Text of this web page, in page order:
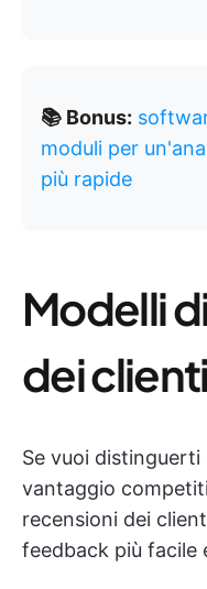
📚 Bonus:
moduli per
più rapide
Modelli
dei clienti
Se vuoi
vantaggio
recensioni dei
feedback più facile